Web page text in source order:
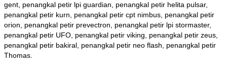
gent, penangkal petir lpi guardian, penangkal petir helita pulsar,
penangkal petir kurn, penangkal petir cpt nimbus, penangkal petir
orion, penangkal petir prevectron, penangkal petir lpi stormaster,
penangkal petir UFO, penangkal petir viking, penangkal petir zeus,
penangkal petir bakiral, penangkal petir neo flash, penangkal petir
Thomas.